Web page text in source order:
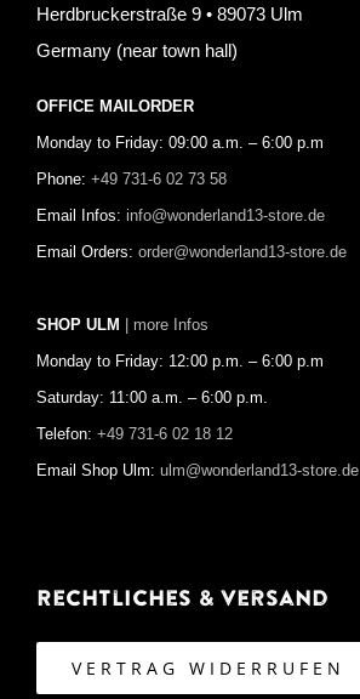
Herdbruckerstraße 9 • 89073 Ulm
Germany (near town hall)
OFFICE MAILORDER
Monday to Friday: 09:00 a.m. – 6:00 p.m
Phone: +49 731-6 02 73 58
Email Infos: info@wonderland13-store.de
Email Orders: order@wonderland13-store.de
SHOP ULM | more Infos
Monday to Friday: 12:00 p.m. – 6:00 p.m
Saturday: 11:00 a.m. – 6:00 p.m.
Telefon: +49 731-6 02 18 12
Email Shop Ulm: ulm@wonderland13-store.de
Rechtliches & Versand
VERTRAG WIDERRUFEN